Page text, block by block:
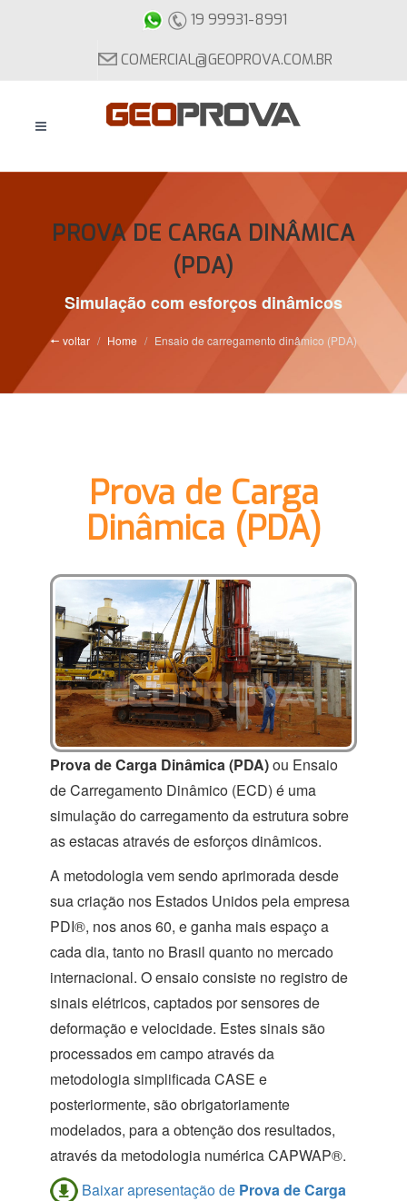
19 99931-8991
COMERCIAL@GEOPROVA.COM.BR
PROVA DE CARGA DINÂMICA
(PDA)
Simulação com esforços dinâmicos
🠔 voltar Home Ensaio de carregamento dinâmico (PDA)
Prova de Carga
Dinâmica (PDA)
Prova de Carga Dinâmica (PDA)ou Ensaio
de Carregamento Dinâmico (ECD) é uma
simulação do carregamento da estrutura sobre
as estacas através de esforços dinâmicos.
A metodologia vem sendo aprimorada desde
sua criação nos Estados Unidos pela empresa
PDI®, nos anos 60, e ganha mais espaço a
cada dia, tanto no Brasil quanto no mercado
internacional. O ensaio consiste no registro de
sinais elétricos, captados por sensores de
deformação e velocidade. Estes sinais são
processados em campo através da
metodologia simplificada CASE e
posteriormente, são obrigatoriamente
modelados, para a obtenção dos resultados,
através da metodologia numérica CAPWAP®.
Baixar apresentação de Prova de Carga